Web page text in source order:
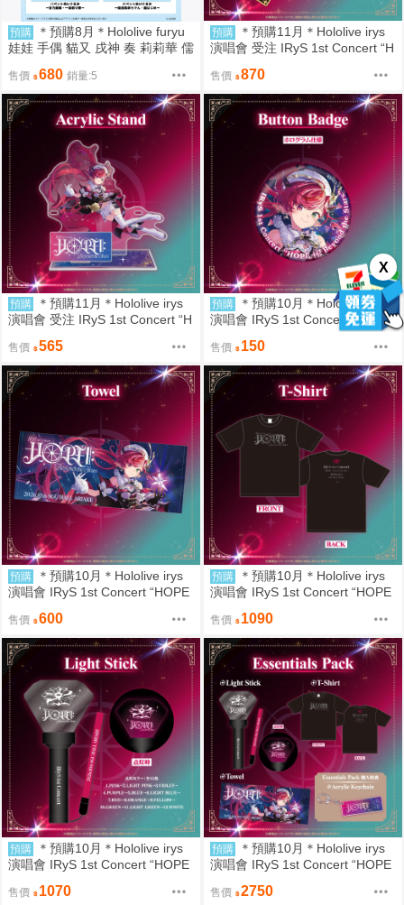
X
預購
＊預購8月＊Hololive furyu
娃娃 手偶 貓又 戌神 奏 莉莉華 儒
售價 680 銷量:5
預購
＊預購11月＊Hololive irys
演唱會 受注 IRyS 1st Concert “H
グッズ 吊飾 (8/15結單)
售價 870
預購
＊預購11月＊Hololive irys
演唱會 受注 IRyS 1st Concert “H
グッズ 立牌 (8/15結單)
售價 565
預購
＊預購10月＊Hololive irys
演唱會 IRyS 1st Concert “HOPE
||: Beyond the Stars”ライブグッ
ズ 徽章 (8/15結單或售完)
售價 150
預購
＊預購10月＊Hololive irys
演唱會 IRyS 1st Concert “HOPE
ズ T恤 (8/15結單或售完)
售價 600
預購
＊預購10月＊Hololive irys
演唱會 IRyS 1st Concert “HOPE
ズ T恤 (8/15結單或售完)
售價 1090
預購
＊預購10月＊Hololive irys
演唱會 IRyS 1st Concert “HOPE
ズ 應援手燈 (8/15結單或售完)
售價 1070
預購
＊預購10月＊Hololive irys
演唱會 IRyS 1st Concert “HOPE
ズ 套組 (8/15結單或售完)
售價 2750